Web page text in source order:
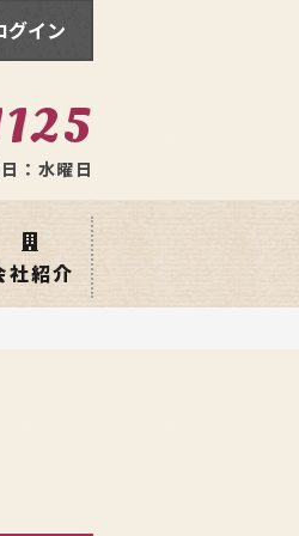
グイン
：水曜日
社紹介